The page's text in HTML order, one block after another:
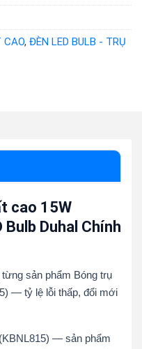
CAO, ĐÈN LED BULB - TRỤ
cao 15W
Duhal Chính
sản phẩm Bóng trụ
— tỷ lệ lỗi thấp, đổi mới
— sản phẩm